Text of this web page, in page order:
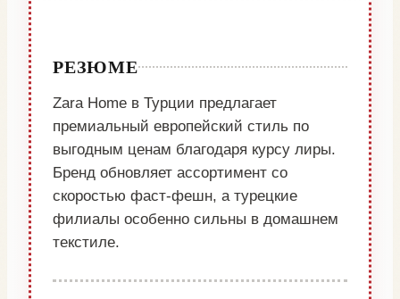
РЕЗЮМЕ
Zara Home в Турции предлагает
премиальный европейский стиль по
выгодным ценам благодаря курсу лиры.
Бренд обновляет ассортимент со
скоростью фаст-фешн, а турецкие
филиалы особенно сильны в домашнем
текстиле.